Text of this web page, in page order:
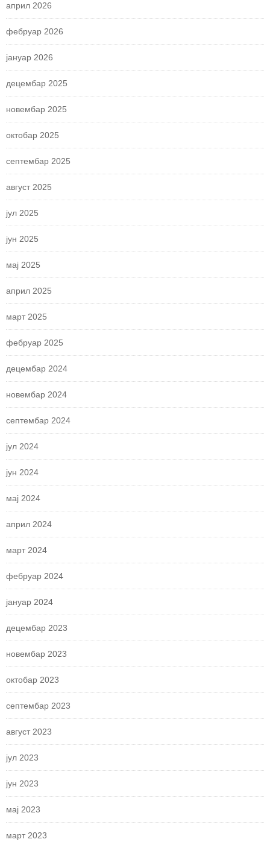
април 2026
фебруар 2026
јануар 2026
децембар 2025
новембар 2025
октобар 2025
септембар 2025
август 2025
јул 2025
јун 2025
мај 2025
април 2025
март 2025
фебруар 2025
децембар 2024
новембар 2024
септембар 2024
јул 2024
јун 2024
мај 2024
април 2024
март 2024
фебруар 2024
јануар 2024
децембар 2023
новембар 2023
октобар 2023
септембар 2023
август 2023
јул 2023
јун 2023
мај 2023
март 2023